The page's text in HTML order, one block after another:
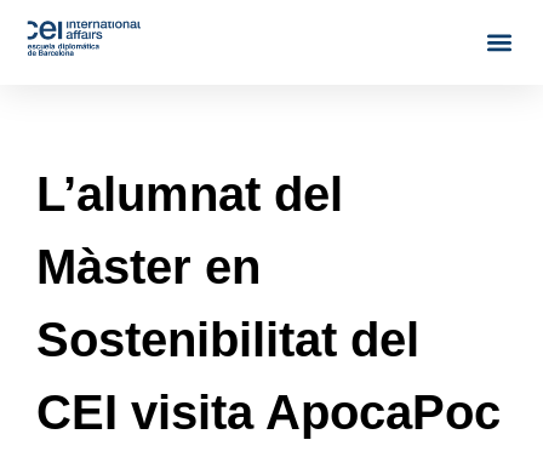
L’alumnat del
Màster en
Sostenibilitat del
CEI visita ApocaPoc